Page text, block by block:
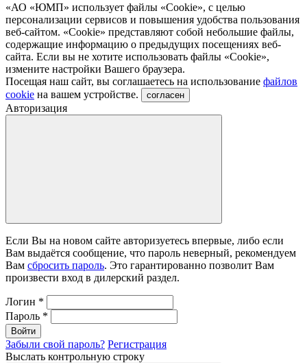
«АО «ЮМП» использует файлы «Сookie», с целью
персонализации сервисов и повышения удобства пользования
веб-сайтом. «Cookie» представляют собой небольшие файлы,
содержащие информацию о предыдущих посещениях веб-
сайта. Если вы не хотите использовать файлы «Сookie»,
измените настройки Вашего браузера.
Посещая наш сайт, вы соглашаетесь на использование файлов
cookie на вашем устройстве. согласен
Авторизация
Если Вы на новом сайте авторизуетесь впервые, либо если
Вам выдаётся сообщение, что пароль неверный, рекомендуем
Вам сбросить пароль. Это гарантированно позволит Вам
произвести вход в дилерский раздел.
Логин *
Пароль *
Войти
Забыли свой пароль? Регистрация
Выслать контрольную строку